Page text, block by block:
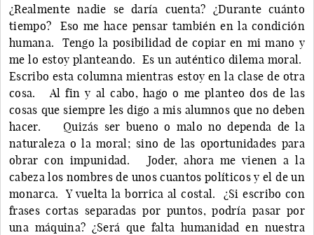
¿Realmente nadie se daría cuenta? ¿Durante cuánto
tiempo? Eso me hace pensar también en la condición
humana. Tengo la posibilidad de copiar en mi mano y
me lo estoy planteando. Es un auténtico dilema moral.
Escribo esta columna mientras estoy en la clase de otra
cosa. Al fin y al cabo, hago o me planteo dos de las
cosas que siempre les digo a mis alumnos que no deben
hacer. Quizás ser bueno o malo no dependa de la
naturaleza o la moral; sino de las oportunidades para
obrar con impunidad. Joder, ahora me vienen a la
cabeza los nombres de unos cuantos políticos y el de un
monarca. Y vuelta la borrica al costal. ¿Si escribo con
frases cortas separadas por puntos, podría pasar por
una máquina? ¿Será que falta humanidad en nuestra